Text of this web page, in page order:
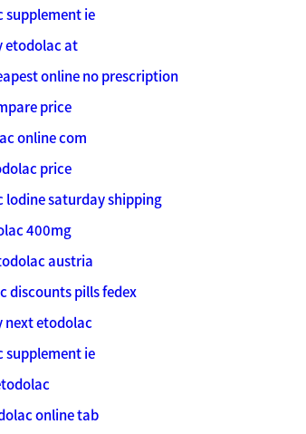
supplement ie
etodolac at
online no prescription
price
online com
price
lodine saturday shipping
400mg
austria
discounts pills fedex
next etodolac
supplement ie
online tab